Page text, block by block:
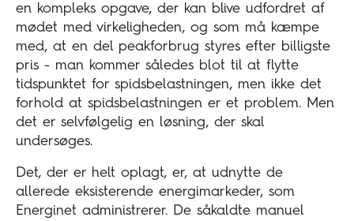
en kompleks opgave, der kan blive udfordret af
mødet med virkeligheden, og som må kæmpe
med, at en del peakforbrug styres efter billigste
pris - man kommer således blot til at flytte
tidspunktet for spidsbelastningen, men ikke det
forhold at spidsbelastningen er et problem. Men
det er selvfølgelig en løsning, der skal
undersøges.
Det, der er helt oplagt, er, at udnytte de
allerede eksisterende energimarkeder, som
Energinet administrerer. De såkaldte manuel